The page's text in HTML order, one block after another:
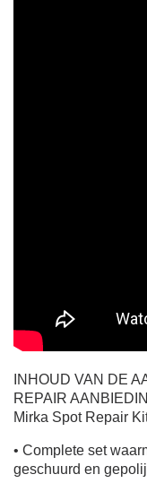
INHOUD VAN DE
REPAIR
Mirka Spot Repair
• Complete set
geschuurd en